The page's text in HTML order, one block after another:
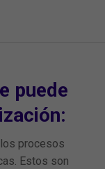
puede
procesos
Estos son